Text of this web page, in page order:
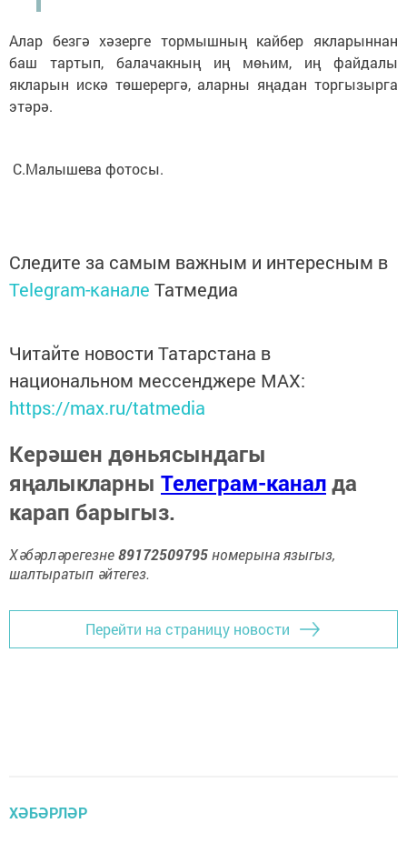
Алар безгә хәзерге тормышның кайбер якларыннан
баш тартып, балачакның иң мөһим, иң файдалы
якларын искә төшерергә, аларны яңадан торгызырга
этәрә.
С.Малышева фотосы.
Следите за самым важным и интересным в
Telegram-канале Татмедиа
Читайте новости Татарстана в
национальном мессенджере MАХ:
https://max.ru/tatmedia
Керәшен дөньясындагы
яңалыкларны Телеграм-каналда
карап барыгыз.
Хәбәрләрегезне89172509795номерына языгыз,
шалтыратып әйтегез.
Перейти на страницу новости
ХӘБӘРЛӘР